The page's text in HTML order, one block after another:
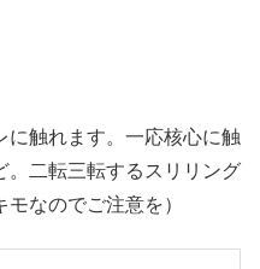
に触れます。一応核心に触
。二転三転するスリリング
なのでご注意を）